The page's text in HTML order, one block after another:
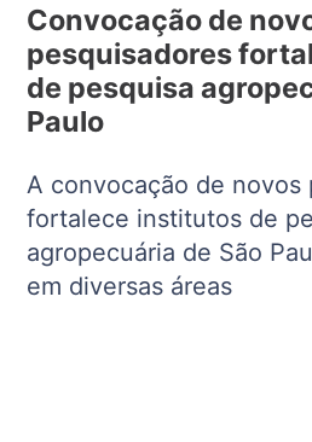
Convocação de
pesquisadores
de pesquisa
Paulo
A convocação de novos
fortalece institutos de
agropecuária de São
em diversas áreas